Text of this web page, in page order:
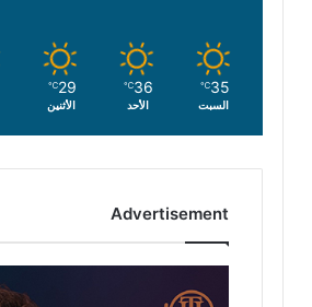
35
℃
السبت
36
℃
الأحد
29
℃
الأثنين
Advertisement